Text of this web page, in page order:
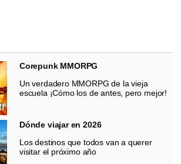
Corepunk MMORPG
Un verdadero MMORPG de la vieja
escuela ¡Cómo los de antes, pero mejor!
Dónde viajar en 2026
Los destinos que todos van a querer
visitar el próximo año